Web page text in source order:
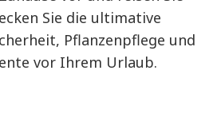
Sie die ultimative
Pflanzenpflege und
vor Ihrem Urlaub.